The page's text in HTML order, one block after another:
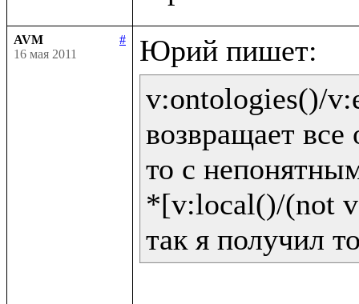
AVM
#
16 мая 2011
v:ontologies()/
возвращает
то с
*[v:local()/(not